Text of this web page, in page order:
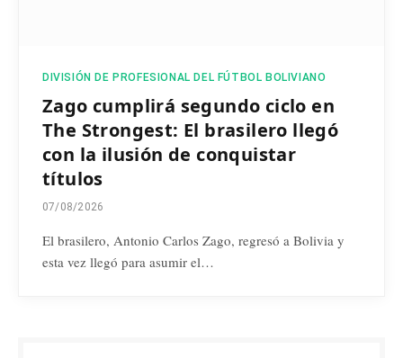
DIVISIÓN DE PROFESIONAL DEL FÚTBOL BOLIVIANO
Zago cumplirá segundo ciclo en
The Strongest: El brasilero llegó
con la ilusión de conquistar
títulos
07/08/2026
El brasilero, Antonio Carlos Zago, regresó a Bolivia y
esta vez llegó para asumir el…